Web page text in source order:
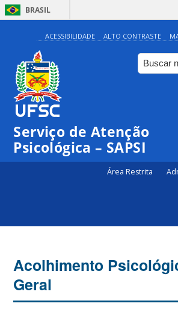
BRASIL
ACESSIBILIDADE ALTO CONTRASTE
Serviço de Atenção
Psicológica – SAPSI
Área Restrita
Acolhimento
Geral